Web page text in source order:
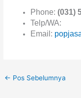
Phone:(031)
Telp/WA:
Email:
← Pos Sebelumnya